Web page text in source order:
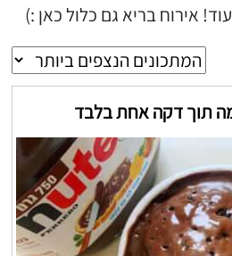
אירוח בריא גם כלול כאן :)
תוך דקה אחת בלבד